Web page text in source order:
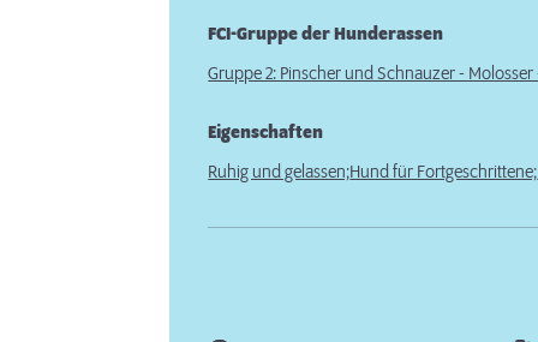
FCI-Gruppe der Hunderassen
Gruppe 2: Pinscher und Schnauzer -
Eigenschaften
Ruhig und gelassen;Hund für Fortgeschrittene;